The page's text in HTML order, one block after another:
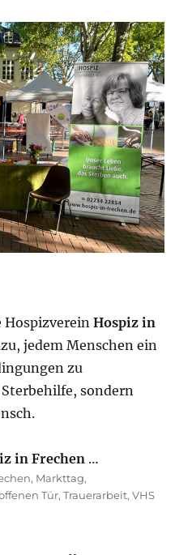
Hospizverein Hospiz in
jedem Menschen ein
zu
sondern
in Frechen …
, Markttag,
Tür,Trauerarbeit,VHS